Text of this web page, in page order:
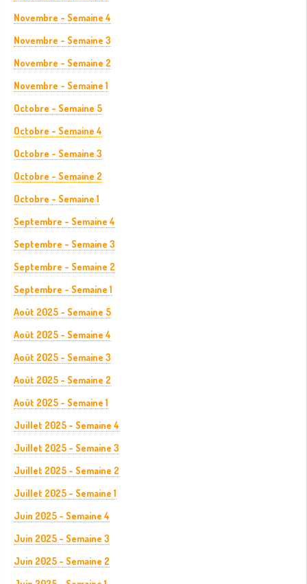
Novembre - Semaine 4
Novembre - Semaine 3
Novembre - Semaine 2
Novembre - Semaine 1
Octobre - Semaine 5
Octobre - Semaine 4
Octobre - Semaine 3
Octobre - Semaine 2
Octobre - Semaine 1
Septembre - Semaine 4
Septembre - Semaine 3
Septembre - Semaine 2
Septembre - Semaine 1
Août 2025 - Semaine 5
Août 2025 - Semaine 4
Août 2025 - Semaine 3
Août 2025 - Semaine 2
Août 2025 - Semaine 1
Juillet 2025 - Semaine 4
Juillet 2025 - Semaine 3
Juillet 2025 - Semaine 2
Juillet 2025 - Semaine 1
Juin 2025 - Semaine 4
Juin 2025 - Semaine 3
Juin 2025 - Semaine 2